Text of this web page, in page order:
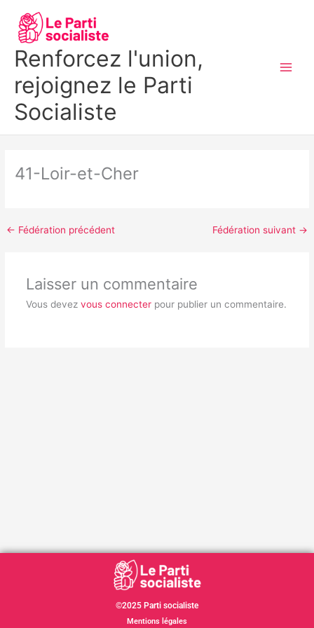
contenu
Renforcez l'union,
rejoignez le Parti
Socialiste
41-Loir-et-Cher
← Fédération précédent Fédération suivant →
Laisser un commentaire
Vous devez vous connecterpour publier un commentaire.
©2025 Parti socialiste
Mentions légales